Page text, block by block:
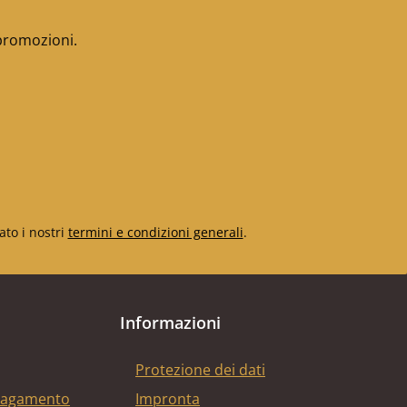
i nostri termini e condizioni generali.
Informazioni
Protezione dei dati
Impronta